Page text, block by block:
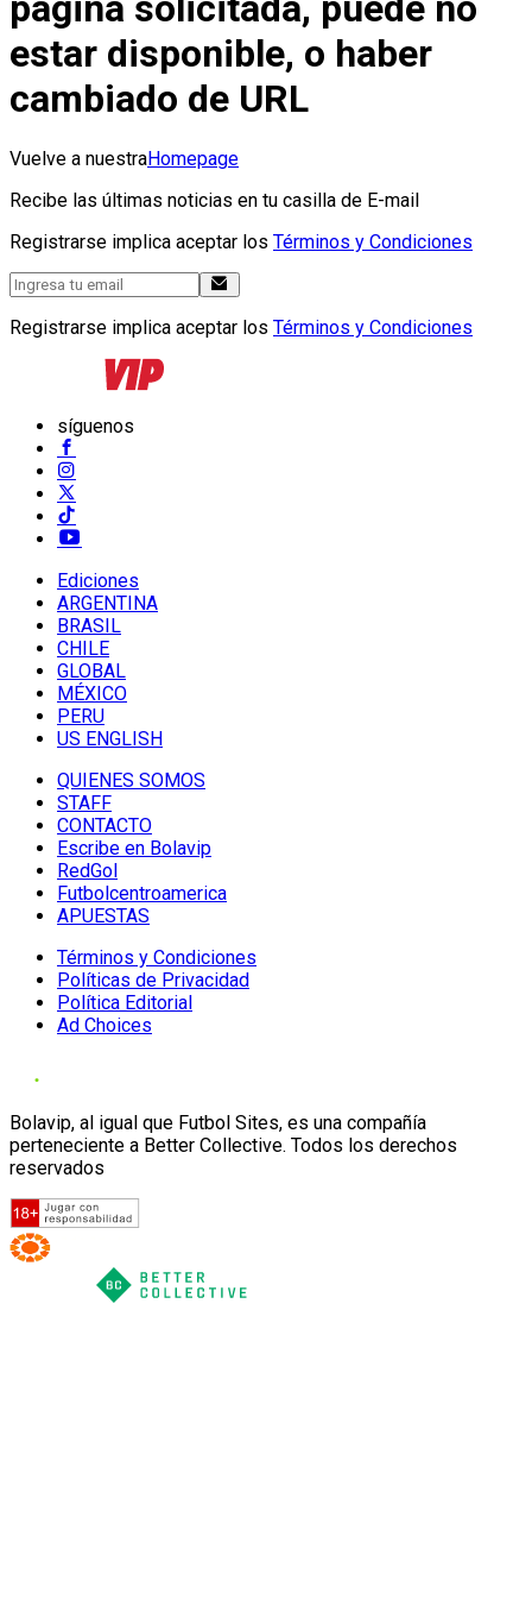
estar disponible, o haber
cambiado de URL
Vuelve a nuestraHomepage
Recibe las últimas noticias en tu casilla de E-mail
Registrarse implica aceptar los Términos y Condiciones
Registrarse implica aceptar los Términos y Condiciones
síguenos
Ediciones
ARGENTINA
BRASIL
CHILE
GLOBAL
MÉXICO
PERU
US ENGLISH
QUIENES SOMOS
STAFF
CONTACTO
Escribe en Bolavip
RedGol
Futbolcentroamerica
APUESTAS
Términos y Condiciones
Políticas de Privacidad
Política Editorial
Ad Choices
Bolavip, al igual que Futbol Sites, es una compañía
perteneciente a Better Collective. Todos los derechos
reservados